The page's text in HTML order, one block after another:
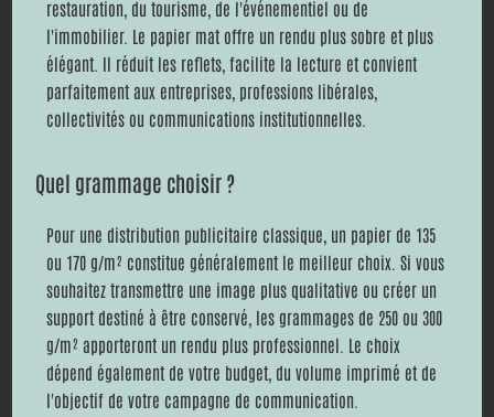
restauration, du tourisme, de l'événementiel ou de
l'immobilier. Le papier mat offre un rendu plus sobre et plus
élégant. Il réduit les reflets, facilite la lecture et convient
parfaitement aux entreprises, professions libérales,
collectivités ou communications institutionnelles.
Quel grammage choisir ?
Pour une distribution publicitaire classique, un papier de 135
ou 170 g/m² constitue généralement le meilleur choix. Si vous
souhaitez transmettre une image plus qualitative ou créer un
support destiné à être conservé, les grammages de 250 ou 300
g/m² apporteront un rendu plus professionnel. Le choix
dépend également de votre budget, du volume imprimé et de
l'objectif de votre campagne de communication.